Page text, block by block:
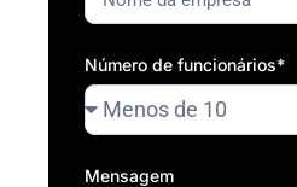
Número de funcionários*
Mensagem